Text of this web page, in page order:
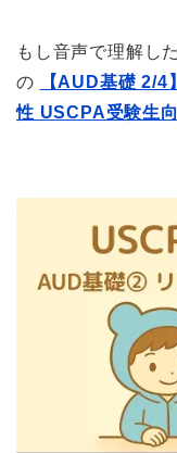
もし音声で理解し
の
【AUD基礎 2/4
性 USCPA受験生